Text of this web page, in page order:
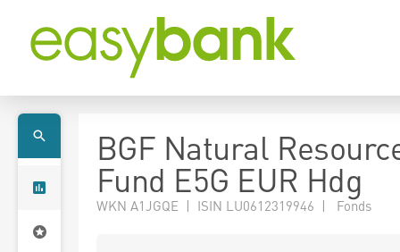
BGF Natural
Fund E5G EUR Hdg
WKN A1JGQE | ISIN LU0612319946 | Fonds